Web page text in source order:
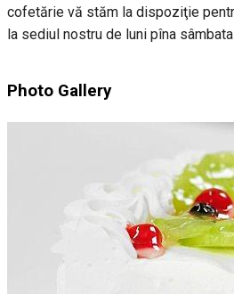
cofetărie vă stăm la dispoziţie
la sediul nostru de luni pîna
Photo Gallery